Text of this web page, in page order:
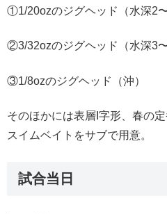
①1/20ozのジグヘッド（水深2〜
②3/32ozのジグヘッド（水深3〜
③1/8ozのジグヘッド（沖）
そのほかには表層I字形、春の
スイムベイトをサブで用意。
試合当日